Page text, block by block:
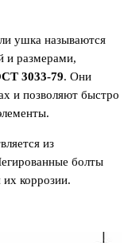
ушка называются
и размерами,
3033-79. Они
и позволяют быстро
из
болты
коррозии.